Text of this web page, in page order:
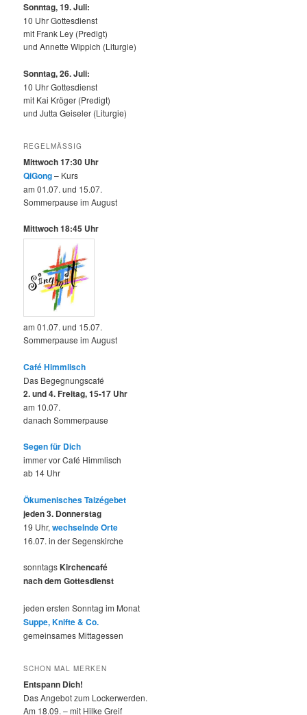
Sonntag, 19. Juli:
10 Uhr Gottesdienst
mit Frank Ley (Predigt)
und Annette Wippich (Liturgie)
Sonntag, 26. Juli:
10 Uhr Gottesdienst
mit Kai Kröger (Predigt)
und Jutta Geiseler (Liturgie)
REGELMÄSSIG
Mittwoch 17:30 Uhr
QiGong– Kurs
am 01.07. und 15.07.
Sommerpause im August
Mittwoch 18:45 Uhr
am 01.07. und 15.07.
Sommerpause im August
Café Himmlisch
Das Begegnungscafé
2. und 4. Freitag, 15-17 Uhr
am 10.07.
danach Sommerpause
Segen für Dich
immer vor Café Himmlisch
ab 14 Uhr
Ökumenisches Taizégebet
jeden 3. Donnerstag
19 Uhr,wechselnde Orte
16.07. in der Segenskirche
sonntagsKirchencafé
nach dem Gottesdienst
jeden ersten Sonntag im Monat
Suppe, Knifte & Co.
gemeinsames Mittagessen
SCHON MAL MERKEN
Entspann Dich!
Das Angebot zum Lockerwerden.
Am 18.09. – mit Hilke Greif